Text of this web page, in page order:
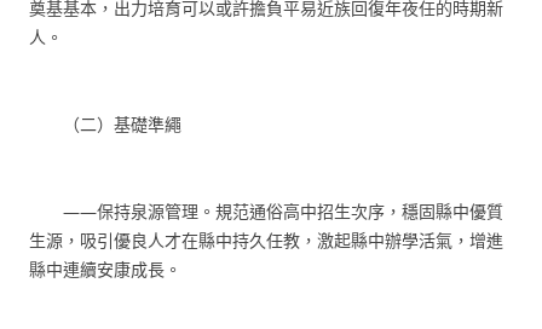
奠基基本，出力培育可以或許擔負平易近族回復年夜任的時期新
人。
（二）基礎準繩
——保持泉源管理。規范通俗高中招生次序，穩固縣中優質
生源，吸引優良人才在縣中持久任教，激起縣中辦學活氣，增進
縣中連續安康成長。